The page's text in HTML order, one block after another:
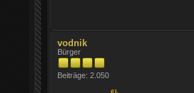
vodnik
Bürger
Beiträge: 2.050